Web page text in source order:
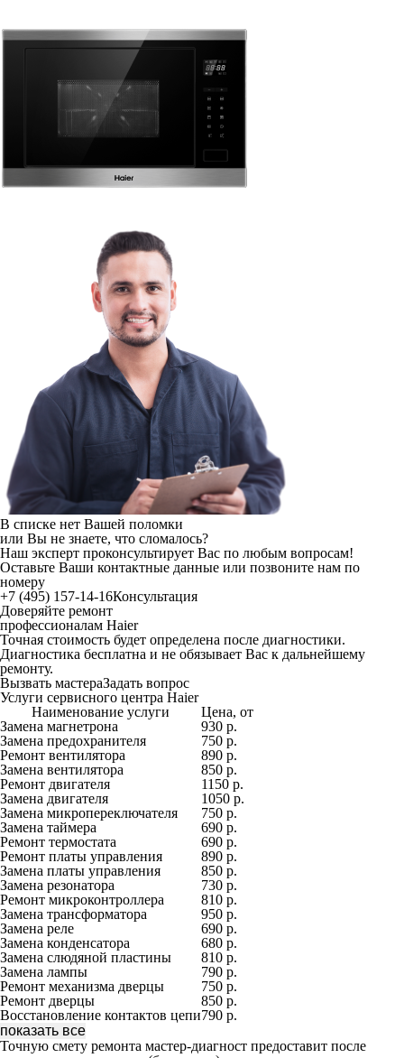
В списке нет Вашей поломки
или Вы не знаете, что сломалось?
Наш эксперт проконсультирует Вас по любым вопросам!
Оставьте Ваши контактные данные или позвоните нам по
номеру
+7 (495) 157-14-16Консультация
Доверяйте ремонт
профессионалам Haier
Точная стоимость будет определена после диагностики.
Диагностика бесплатна и не обязывает Вас к дальнейшему
ремонту.
Вызвать мастераЗадать вопрос
Услуги сервисного центра Haier
Наименование услуги
Цена, от
Замена магнетрона
930 р.
Замена предохранителя
750 р.
Ремонт вентилятора
890 р.
Замена вентилятора
850 р.
Ремонт двигателя
1150 р.
Замена двигателя
1050 р.
Замена микропереключателя
750 р.
Замена таймера
690 р.
Ремонт термостата
690 р.
Ремонт платы управления
890 р.
Замена платы управления
850 р.
Замена резонатора
730 р.
Ремонт микроконтроллера
810 р.
Замена трансформатора
950 р.
Замена реле
690 р.
Замена конденсатора
680 р.
Замена слюдяной пластины
810 р.
Замена лампы
790 р.
Ремонт механизма дверцы
750 р.
Ремонт дверцы
850 р.
Восстановление контактов цепи790 р.
показать все
Точную смету ремонта мастер-диагност предоставит после